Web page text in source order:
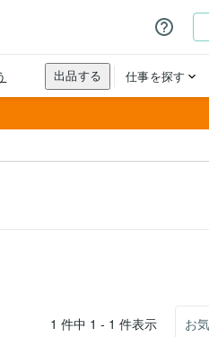
1 件中 1 - 1 件表示